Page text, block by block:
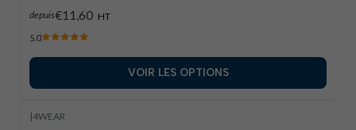
depuis€11,60 HT
5.0
VOIR LES OPTIONS
|4WEAR